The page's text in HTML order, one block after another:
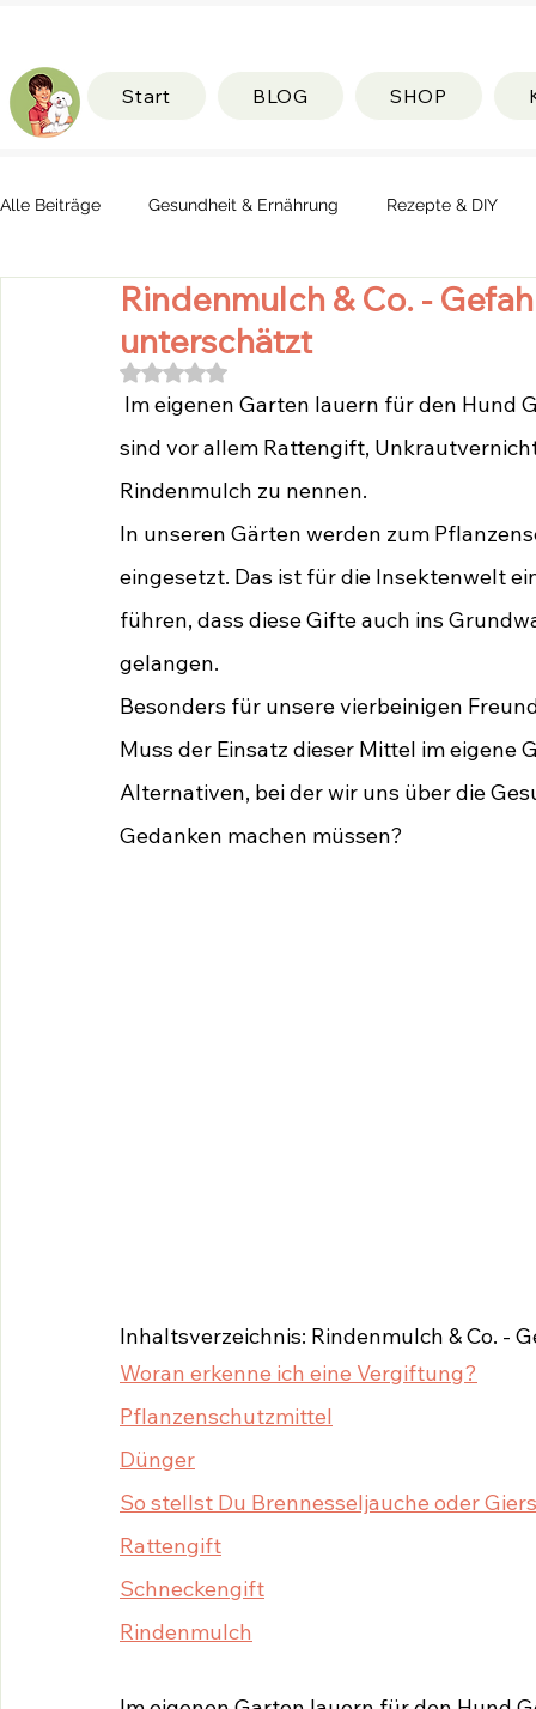
Alle Beiträge Gesundheit & Ernährung Rezepte & DIY
Rindenmulch & Co. -
unterschätzt
Mit NaN von 5 Sternen bewertet.
sind vor allem Rattengift,
Rindenmulch zu nennen.
In unseren Gärten werden zum
eingesetzt. Das ist für die Insektenwelt
führen, dass diese Gifte auch ins
gelangen.
Besonders für unsere vierbeinigen
Muss der Einsatz dieser Mittel im eigene
Alternativen, bei der wir uns über die
Gedanken machen müssen?
Inhaltsverzeichnis: Rindenmulch & Co. -
Woran erkenne ich eine Vergiftung?
Pflanzenschutzmittel
Dünger
So stellst Du Brennesseljauche oder
Rattengift
Schneckengift
Rindenmulch
Start BLOG SHOP